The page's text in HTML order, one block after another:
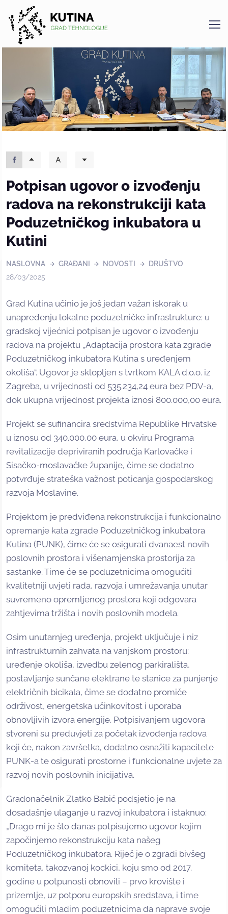
Kutina
Potpisan ugovor o izvođenju
radova na rekonstrukciji kata
Poduzetničkog inkubatora u
Kutini
NASLOVNA GRAĐANI NOVOSTI
DRUŠTVO
28/03/2025
Grad Kutina učinio je još jedan važan iskorak u
unapređenju lokalne poduzetničke infrastrukture: u
gradskoj vijećnici potpisan je ugovor o izvođenju
radova na projektu „Adaptacija prostora kata zgrade
Poduzetničkog inkubatora Kutina s uređenjem
okoliša“. Ugovor je sklopljen s tvrtkom KALA d.o.o. iz
Zagreba, u vrijednosti od 535.234,24 eura bez PDV-a,
dok ukupna vrijednost projekta iznosi 800.000,00 eura.
Projekt se sufinancira sredstvima Republike Hrvatske
u iznosu od 340.000,00 eura, u okviru Programa
revitalizacije depriviranih područja Karlovačke i
Sisačko-moslavačke županije, čime se dodatno
potvrđuje strateška važnost poticanja gospodarskog
razvoja Moslavine.
Projektom je predviđena rekonstrukcija i funkcionalno
opremanje kata zgrade Poduzetničkog inkubatora
Kutina (PUNK), čime će se osigurati dvanaest novih
poslovnih prostora i višenamjenska prostorija za
sastanke. Time će se poduzetnicima omogućiti
kvalitetniji uvjeti rada, razvoja i umrežavanja unutar
suvremeno opremljenog prostora koji odgovara
zahtjevima tržišta i novih poslovnih modela.
Osim unutarnjeg uređenja, projekt uključuje i niz
infrastrukturnih zahvata na vanjskom prostoru:
uređenje okoliša, izvedbu zelenog parkirališta,
postavljanje sunčane elektrane te stanice za punjenje
električnih bicikala, čime se dodatno promiče
održivost, energetska učinkovitost i uporaba
obnovljivih izvora energije. Potpisivanjem ugovora
stvoreni su preduvjeti za početak izvođenja radova
koji će, nakon završetka, dodatno osnažiti kapacitete
PUNK-a te osigurati prostorne i funkcionalne uvjete za
razvoj novih poslovnih inicijativa.
Gradonačelnik Zlatko Babić podsjetio je na
dosadašnje ulaganje u razvoj inkubatora i istaknuo:
„Drago mi je što danas potpisujemo ugovor kojim
započinjemo rekonstrukciju kata našeg
Poduzetničkog inkubatora. Riječ je o zgradi bivšeg
komiteta, takozvanoj kockici, koju smo od 2017.
godine u potpunosti obnovili – prvo krovište i
prizemlje, uz potporu europskih sredstava, i time
omogućili mladim poduzetnicima da naprave svoje